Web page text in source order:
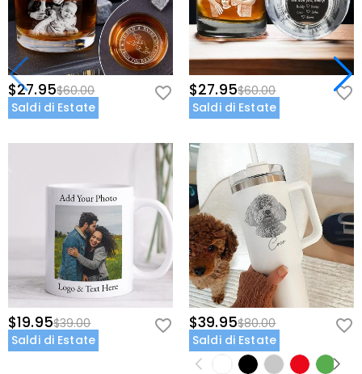
$27.95$60.00
Saldi di Estate
$27.95$60.00
Saldi di Estate
$19.95$39.00
Saldi di Estate
$39.95$80.00
Saldi di Estate